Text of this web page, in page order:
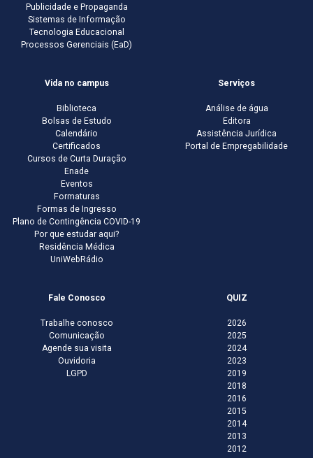
Publicidade e Propaganda
Sistemas de Informação
Tecnologia Educacional
Processos Gerenciais (EaD)
Vida no campus
Biblioteca
Bolsas de Estudo
Calendário
Certificados
Cursos de Curta Duração
Enade
Eventos
Formaturas
Formas de Ingresso
Plano de Contingência COVID-19
Por que estudar aqui?
Residência Médica
UniWebRádio
Serviços
Análise de água
Editora
Assistência Jurídica
Portal de Empregabilidade
Fale Conosco
Trabalhe conosco
Comunicação
Agende sua visita
Ouvidoria
LGPD
QUIZ
2026
2025
2024
2023
2019
2018
2016
2015
2014
2013
2012